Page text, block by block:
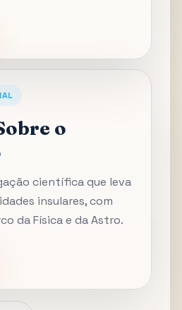
o
científica que leva
insulares, com
da Física e da Astro.